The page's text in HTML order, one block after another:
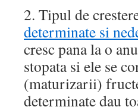
2. Tipul de
determinate si
cresc pana la o
stopata si ele se
(maturizarii)
determinate dau